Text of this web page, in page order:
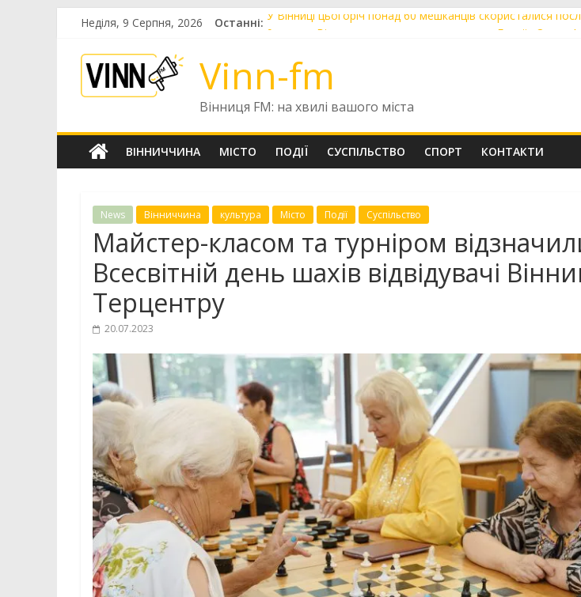
content
Неділя, 9 Серпня, 2026 Останні: У Вінниці цьогоріч понад 60 мешканців скористалися
У Вінниці готують до друку артбук-абетку про Михайла
До Вінниці прибули перші Tram 2000 із нової
Vinn-fm
Вінниця FM: на хвилі вашого міста
ВІННИЧЧИНА МІСТО ПОДІЇ СУСПІЛЬСТВО СПОРТ КОНТАКТИ
News Вінниччина культура Місто Події Суспільство
Майстер-класом та турніром
Всесвітній день шахів відвідувачі
Терцентру
20.07.2023